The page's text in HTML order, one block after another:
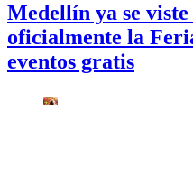
Medellín ya se
oficialmente la
eventos gratis